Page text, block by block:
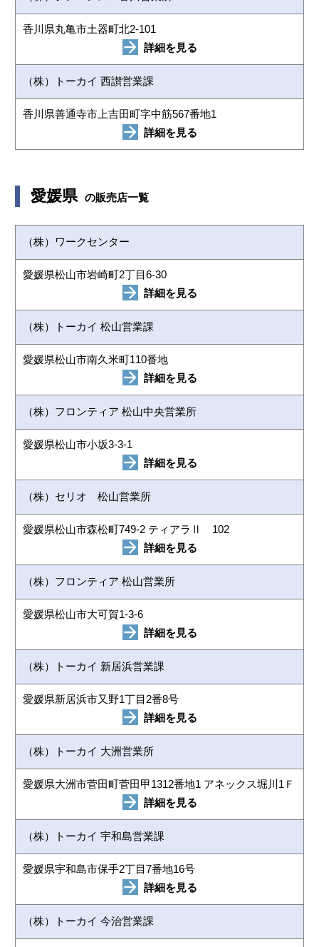
香川県丸亀市土器町北2-101
詳細を見る
（株）トーカイ 西讃営業課
香川県善通寺市上吉田町字中筋567番地1
詳細を見る
愛媛県 の販売店一覧
（株）ワークセンター
愛媛県松山市岩崎町2丁目6-30
詳細を見る
（株）トーカイ 松山営業課
愛媛県松山市南久米町110番地
詳細を見る
（株）フロンティア 松山中央営業所
愛媛県松山市小坂3-3-1
詳細を見る
（株）セリオ 松山営業所
愛媛県松山市森松町749-2 ティアラⅡ 102
詳細を見る
（株）フロンティア 松山営業所
愛媛県松山市大可賀1-3-6
詳細を見る
（株）トーカイ 新居浜営業課
愛媛県新居浜市又野1丁目2番8号
詳細を見る
（株）トーカイ 大洲営業所
愛媛県大洲市菅田町菅田甲1312番地1 アネックス堀川1Ｆ
詳細を見る
（株）トーカイ 宇和島営業課
愛媛県宇和島市保手2丁目7番地16号
詳細を見る
（株）トーカイ 今治営業課